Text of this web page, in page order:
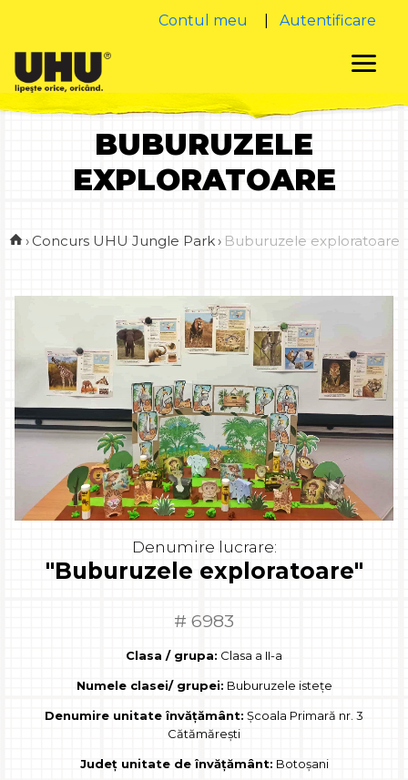
Contul meu Autentificare
BUBURUZELE
EXPLORATOARE
› Concurs UHU Jungle Park› Buburuzele exploratoare
Denumire lucrare:
"Buburuzele exploratoare"
# 6983
Clasa / grupa: Clasa a II-a
Numele clasei/ grupei: Buburuzele istețe
Denumire unitate învățământ: Școala Primară nr. 3
Cătămărești
Județ unitate de învățământ: Botoșani